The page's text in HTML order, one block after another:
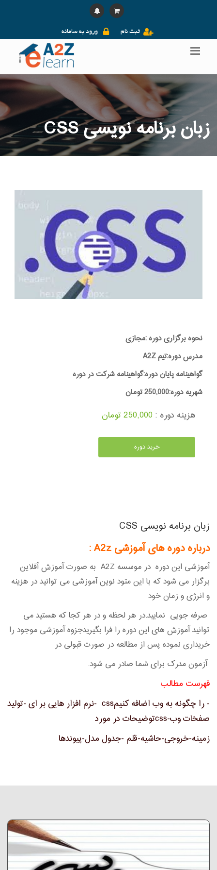
ورود به سامانه ثبت نام
زبان برنامه نویسی CSS
نحوه برگزاری دوره :مجازی
مدرس دوره:تیم A2Z
گواهینامه پایان دوره:گواهینامه شرکت در دوره
شهریه دوره:250,000 تومان
هزینه دوره : 250,000 تومان
خرید دوره
زبان برنامه نویسی CSS
درباره دوره های آموزشی A2z :
آموزشی این دوره در موسسه A2Z به صورت آموزش آفلاین
برگزار می شود که با این متود نوین آموزشی می توانید در هزینه
و انرژی و زمان خود
صرفه جویی نمایید.در هر لحظه و در هر کجا که هستید می
توانید آموزش های این دوره را فرا بگیریدجزوه آموزشی موجود را
خریداری نموده پس از مطالعه در صورت قبولی در
آزمون مدرک برای شما صادر می شود.
فهرست مطالب
- را چگونه به وب اضافه کنیمcss
-نرم افزار هایی بر ای -تولید
صفخات وب-css
توضیحات در مورد
زمینه-خروجی-حاشیه-قلم -جدول مدل-پیوندها